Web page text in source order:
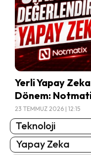
Yerli Yapay
Dönem:
23 TEMMUZ 2026 | 12:15
Teknoloji
Yapay Zeka